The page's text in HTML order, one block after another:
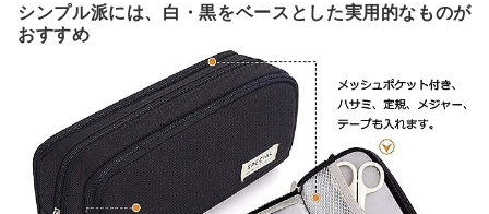
シンプル派には、白・黒をベースとした実用的なものが
おすすめ